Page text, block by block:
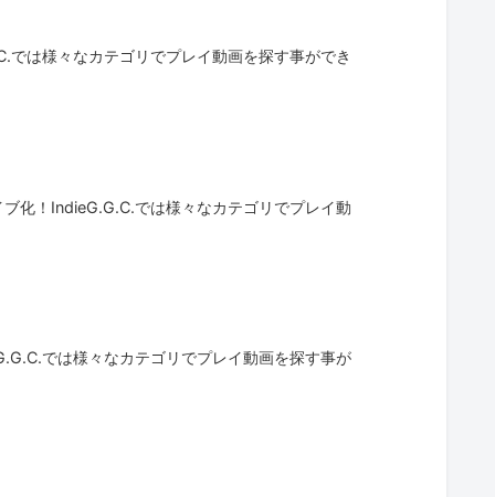
は様々なカテゴリでプレイ動画を探す事ができ
化！IndieG.G.C.では様々なカテゴリでプレイ動
では様々なカテゴリでプレイ動画を探す事が